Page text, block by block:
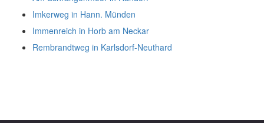
Imkerweg in Hann. Münden
Immenreich in Horb am Neckar
Rembrandtweg in Karlsdorf-Neuthard